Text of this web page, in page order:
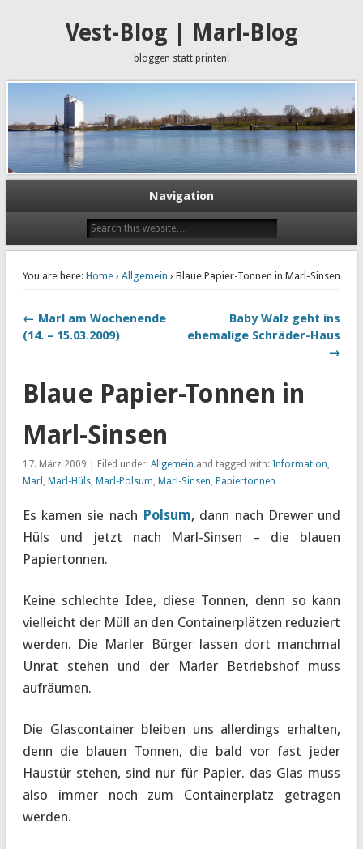
Vest-Blog | Marl-Blog
bloggen statt printen!
Navigation
You are here: Home› Allgemein › Blaue Papier-Tonnen in Marl-Sinsen
← Marl am Wochenende
(14. – 15.03.2009)
Baby Walz geht ins
ehemalige Schräder-Haus
→
Blaue Papier-Tonnen in
Marl-Sinsen
17. März 2009 | Filed under: Allgemein and tagged with: Information,
Marl , Marl-Hüls, Marl-Polsum, Marl-Sinsen, Papiertonnen
Es kamen sie nach Polsum, dann nach Drewer und
Hüls und jetzt nach Marl-Sinsen – die blauen
Papiertonnen.
Keine schlechte Idee, diese Tonnen, denn so kann
vielleicht der Müll an den Containerplätzen reduziert
werden. Die Marler Bürger lassen dort manchmal
Unrat stehen und der Marler Betriebshof muss
aufräumen.
Die Glascontainer bleiben uns allerdings erhalten,
denn die blauen Tonnen, die bald vor fast jeder
Haustür stehen, sind nur für Papier. das Glas muss
also immer noch zum Containerplatz getragen
werden.